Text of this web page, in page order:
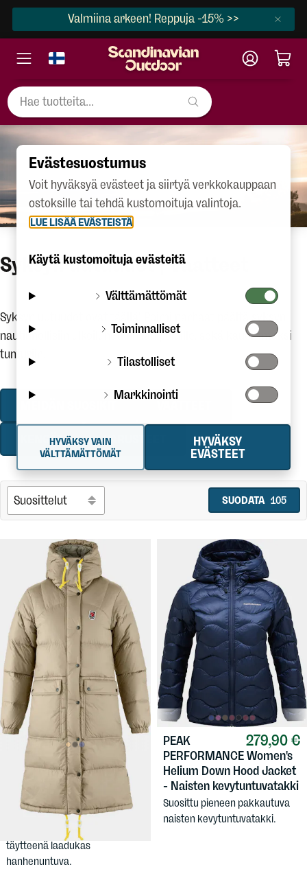
Valmiina arkeen! Reppuja -15% >>
Syksyn uutuudet | Vaatteet
Syksyn uutuudet ovat täällä! Poimi parhaat päältä syksyn
nautinnollisiin ulkoiluhetkiin lähipoluille, sekä kauemmaksi
tunturiin.
KENGÄT VARUSTEET
SUODATA 105
779 €
FJÄLLRÄVEN
Women's Expedition Long
Down Parka - Naisten
untuvatakki
Superlämmin naisten talvitakki,
täytteenä laadukas
hanhenuntuva.
279,90 €
PEAK
PERFORMANCEWomen's
Helium Down Hood Jacket
- Naisten kevytuntuvatakki
Suosittu pieneen pakkautuva
naisten kevytuntuvatakki.
Evästesuostumus
Voit hyväksyä evästeet ja siirtyä verkkokauppaan
ostoksille tai tehdä kustomoituja valintoja.
LUE LISÄÄ EVÄSTEISTÄ
Käytä kustomoituja evästeitä
Välttämättömät
Toiminnalliset
Tilastolliset
Markkinointi
HYVÄKSY
EVÄSTEET
HYVÄKSY VAIN
VÄLTTÄMÄTTÖMÄT